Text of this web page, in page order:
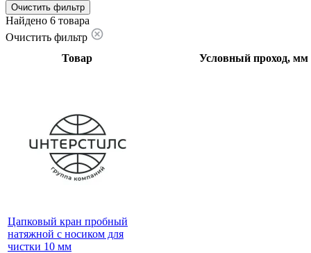
Очистить фильтр
Найдено 6 товара
Очистить фильтр
Товар
Условный проход, мм
Цапковый кран пробный
натяжной с носиком для
чистки 10 мм